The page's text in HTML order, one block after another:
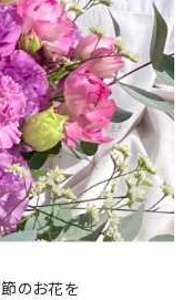
のお花を